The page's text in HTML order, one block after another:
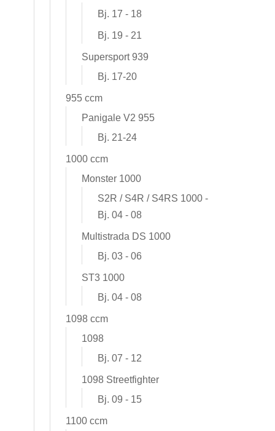
Bj. 17 - 18
Bj. 19 - 21
Supersport 939
Bj. 17-20
955 ccm
Panigale V2 955
Bj. 21-24
1000 ccm
Monster 1000
S2R / S4R / S4RS 1000 -
Bj. 04 - 08
Multistrada DS 1000
Bj. 03 - 06
ST3 1000
Bj. 04 - 08
1098 ccm
1098
Bj. 07 - 12
1098 Streetfighter
Bj. 09 - 15
1100 ccm